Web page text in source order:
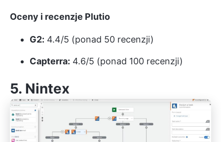
Oceny i recenzje Plutio
G2: 4.4/5 (ponad 50 recenzji)
Capterra: 4.6/5 (ponad 100 recenzji)
5. Nintex